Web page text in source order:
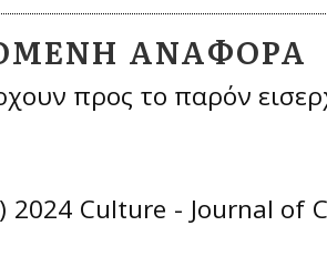
ΑΝΑΦΟΡΆ
προς το παρόν
2024 Culture - Journal of